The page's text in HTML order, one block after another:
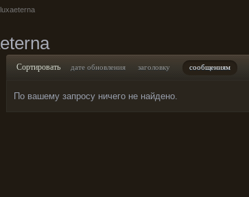
Сортировать дате обновления заголовку сообщениям
По вашему запросу ничего не найдено.